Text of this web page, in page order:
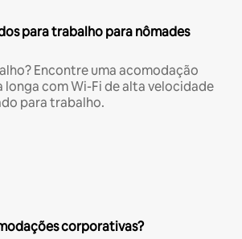
para trabalho para nômades
Encontre uma acomodação
longa com Wi-Fi de alta velocidade
para trabalho.
corporativas?